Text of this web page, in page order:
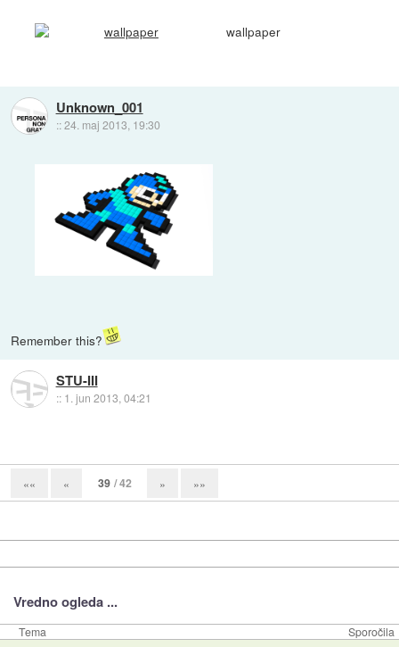
wallpaper
Unknown_001
::24. maj 2013, 19:30
Remember this?
STU-III
:: 1. jun 2013, 04:21
«« « 39 / 42 » »»
Vredno ogleda ...
Tema Sporočila